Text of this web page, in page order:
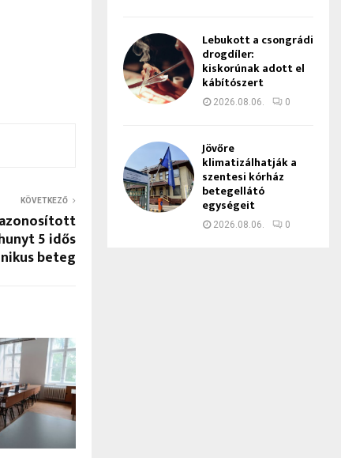
KÖVETKEZŐ
5 idős
beteg
Lebukott a csongrádi
drogdíler:
kiskorúnak adott el
kábítószert
2026.08.06. 0
Jövőre
klimatizálhatják a
szentesi kórház
betegellátó
egységeit
2026.08.06. 0